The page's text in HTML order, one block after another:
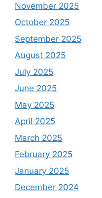
November 2025
October 2025
September 2025
August 2025
July 2025
June 2025
May 2025
April 2025
March 2025
February 2025
January 2025
December 2024